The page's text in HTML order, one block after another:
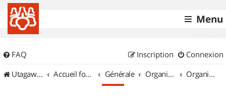
Menu
FAQ Connexion
Inscription
UtagawaVTT (Randos VTT et VTTAE avec traces GPS)
Accueil forum Générale Organisation de sorties & Recherche de partenaires Organisation de sorties en région Provence Alpes Côte d'Azur